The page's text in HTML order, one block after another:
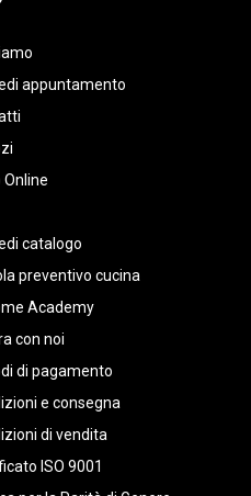
appuntamento
Online
catalogo
preventivo cucina
Academy
con noi
di pagamento
e consegna
di vendita
ISO 9001